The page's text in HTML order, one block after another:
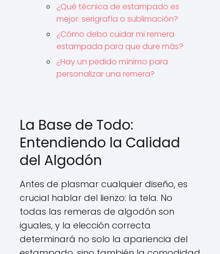
¿Qué técnica de estampado es
mejor: serigrafía o sublimación?
¿Cómo debo cuidar mi remera
estampada para que dure más?
¿Hay un pedido mínimo para
personalizar una remera?
La Base de Todo:
Entendiendo la Calidad
del Algodón
Antes de plasmar cualquier diseño, es
crucial hablar del lienzo: la tela. No
todas las remeras de algodón son
iguales, y la elección correcta
determinará no solo la apariencia del